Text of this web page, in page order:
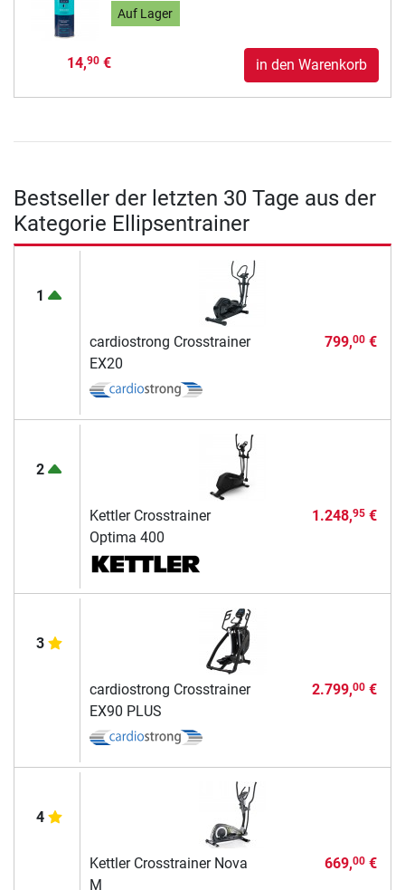
Auf Lager
14,90€ in den Warenkorb
Bestseller der letzten 30 Tage aus der
Kategorie Ellipsentrainer
1
cardiostrong Crosstrainer
EX20
799,00€
2
Kettler Crosstrainer
Optima 400
1.248,95€
3
cardiostrong Crosstrainer
EX90 PLUS
2.799,00€
4
Kettler Crosstrainer Nova
M
669,00€